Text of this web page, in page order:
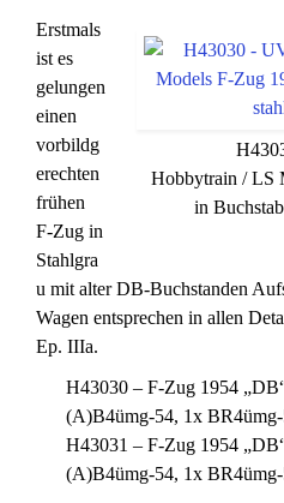
Hobbytrain / LS
in
Erstmals
ist es
gelungen
einen
vorbildg
erechten
frühen
F-Zug in
Stahlgra
u mit alter DB-Buchstanden
Wagen entsprechen in allen
Ep. IIIa.
H43030 – F-Zug 1954
(A)B4ümg-54, 1x
H43031 – F-Zug 1954
(A)B4ümg-54, 1x